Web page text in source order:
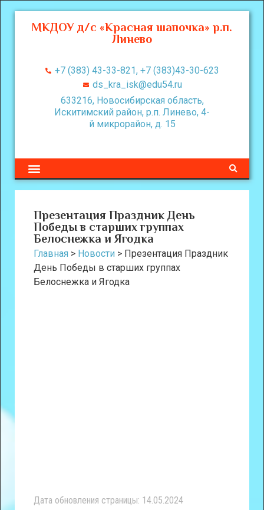
МКДОУ д/с «Красная шапочка» р.п.
Линево
+7 (383) 43-33-821, +7 (383)43-30-623
ds_kra_isk@edu54.ru
633216, Новосибирская область,
Искитимский район, р.п. Линево, 4-
й микрорайон, д. 15
Презентация Праздник День
Победы в старших группах
Белоснежка и Ягодка
Главная > Новости > Презентация Праздник
День Победы в старших группах
Белоснежка и Ягодка
Дата обновления страницы: 14.05.2024